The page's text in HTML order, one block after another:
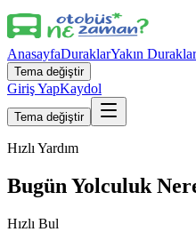
AnasayfaDuraklarYakın Duraklar
Tema değiştir
Giriş YapKaydol
Tema değiştir
Hızlı Yardım
Bugün Yolculuk
Hızlı Bul